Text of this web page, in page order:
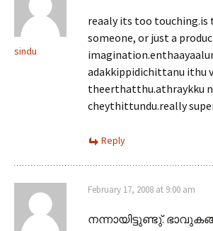
sindu
reaaly its too touching.is
someone, or just a
adakkippidichittanu ithu
theerthatthu.athraykku
cheythittundu.really
Reply
February 17, 2008 at 9:00 am
നന്നായിട്ടുണ്ടു്.